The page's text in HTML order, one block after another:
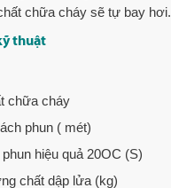
chữa cháy sẽ tự bay hơi.
thuật
chữa cháy
phun ( mét)
hiệu quả 20OC (S)
chất dập lửa (kg)